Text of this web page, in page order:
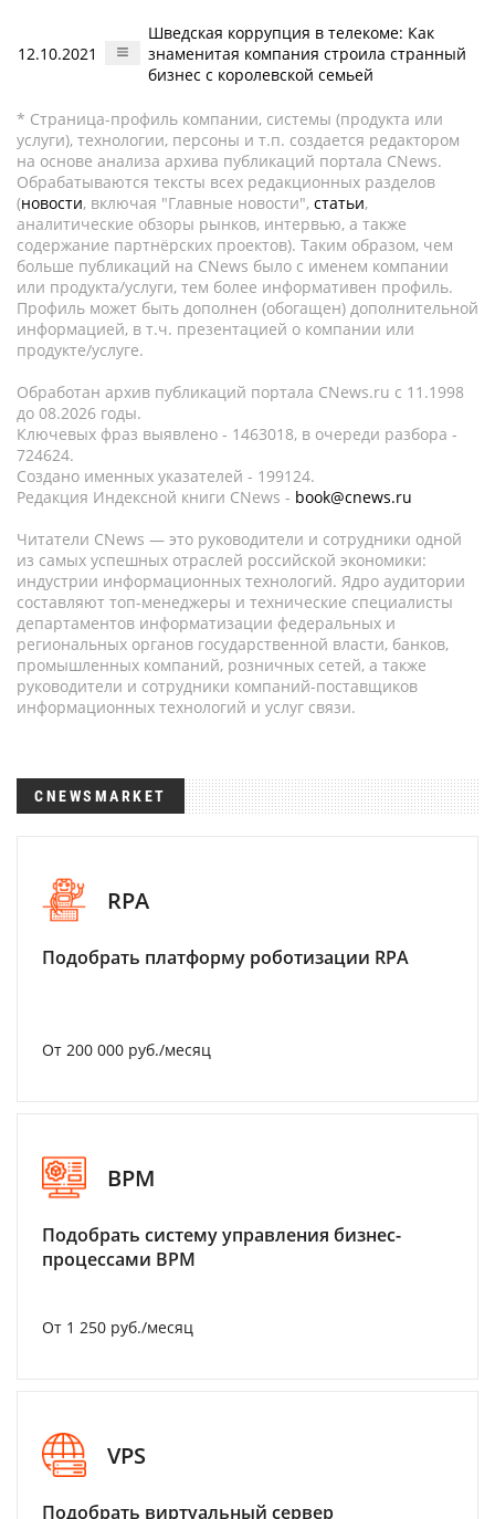
12.10.2021
Шведская коррупция в телекоме: Как
знаменитая компания строила странный
бизнес с королевской семьей
* Страница-профиль компании, системы (продукта или
услуги), технологии, персоны и т.п. создается редактором
на основе анализа архива публикаций портала CNews.
Обрабатываются тексты всех редакционных разделов
(новости, включая "Главные новости", статьи,
аналитические обзоры рынков, интервью, а также
содержание партнёрских проектов). Таким образом, чем
больше публикаций на CNews было с именем компании
или продукта/услуги, тем более информативен профиль.
Профиль может быть дополнен (обогащен) дополнительной
информацией, в т.ч. презентацией о компании или
продукте/услуге.
Обработан архив публикаций портала CNews.ru c 11.1998
до 08.2026 годы.
Ключевых фраз выявлено - 1463018, в очереди разбора -
724624.
Создано именных указателей - 199124.
Редакция Индексной книги CNews - book@cnews.ru
Читатели CNews — это руководители и сотрудники одной
из самых успешных отраслей российской экономики:
индустрии информационных технологий. Ядро аудитории
составляют топ-менеджеры и технические специалисты
департаментов информатизации федеральных и
региональных органов государственной власти, банков,
промышленных компаний, розничных сетей, а также
руководители и сотрудники компаний-поставщиков
информационных технологий и услуг связи.
CNEWSMARKET
RPA
Подобрать платформу роботизации RPA
От 200 000 руб./месяц
BPM
Подобрать систему управления бизнес-
процессами BPM
От 1 250 руб./месяц
VPS
Подобрать виртуальный сервер